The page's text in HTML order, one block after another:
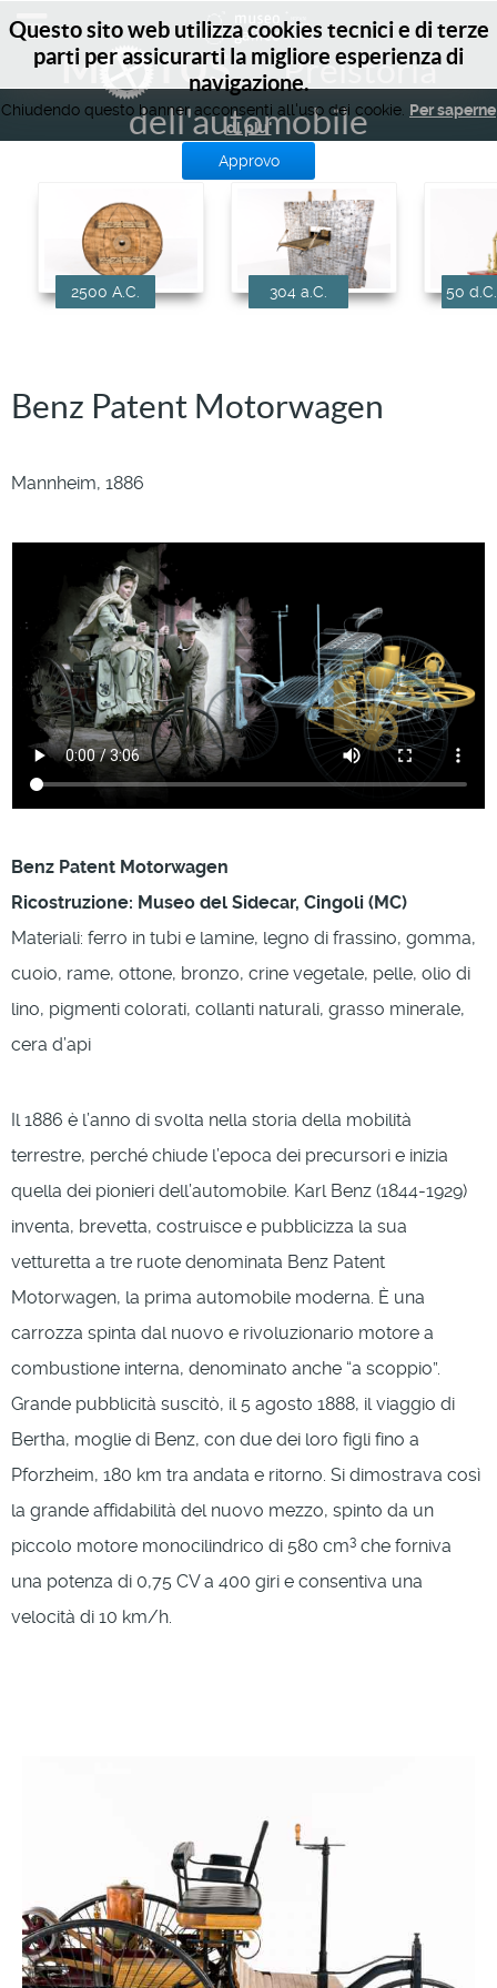
M TUS
Preistoria
dell'automobile
2500 A.C. 304 a.C. 50
Benz Patent Motorwagen
Mannheim, 1886
Benz Patent Motorwagen
Ricostruzione: Museo del Sidecar, Cingoli (MC)
Materiali: ferro in tubi e lamine, legno di frassino, gomma,
cuoio, rame, ottone, bronzo, crine vegetale, pelle, olio di
lino, pigmenti colorati, collanti naturali, grasso minerale,
cera d’api
Il 1886 è l’anno di svolta nella storia della mobilità
terrestre, perché chiude l’epoca dei precursori e inizia
quella dei pionieri dell’automobile. Karl Benz (1844-1929)
inventa, brevetta, costruisce e pubblicizza la sua
vetturetta a tre ruote denominata Benz Patent
Motorwagen, la prima automobile moderna. È una
carrozza spinta dal nuovo e rivoluzionario motore a
combustione interna, denominato anche “a scoppio”.
Grande pubblicità suscitò, il 5 agosto 1888, il viaggio di
Bertha, moglie di Benz, con due dei loro figli fino a
Pforzheim, 180 km tra andata e ritorno. Si dimostrava così
la grande affidabilità del nuovo mezzo, spinto da un
piccolo motore monocilindrico di 580 cm3 che forniva
una potenza di 0,75 CV a 400 giri e consentiva una
velocità di 10 km/h.
Questo sito web utilizza cookies tecnici e di terze
parti per assicurarti la migliore esperienza di
navigazione.
Chiudendo questo banner acconsenti all'uso dei cookie. Per saperne
di piu'
Approvo